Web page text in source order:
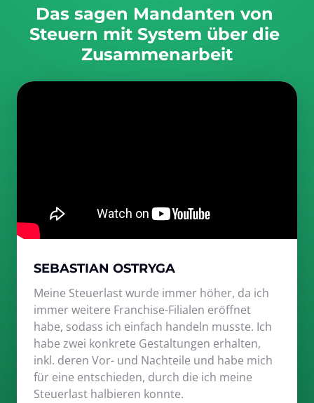
Das sagen Mandanten von
Steuern mit System über die
Zusammenarbeit
SEBASTIAN OSTRYGA
Meine Steuerlast wurde immer höher, da ich
immer weitere Franchise-Filialen eröffnet
habe, sodass ich einfach handeln musste. Ich
habe zwei konkrete Gestaltungen erhalten,
inkl. deren Vor- und Nachteile und habe mich
für eine entschieden, durch die ich meine
Steuerlast halbieren konnte.